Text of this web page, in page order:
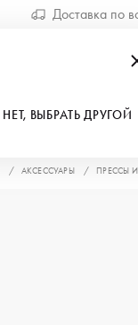
Доставка по
НЕТ, ВЫБРАТЬ ДРУГОЙ
АКСЕССУАРЫ ПРЕССЫ